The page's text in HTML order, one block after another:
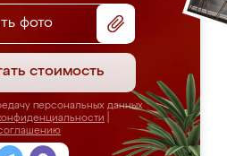
фото
стоимость
персональных данных